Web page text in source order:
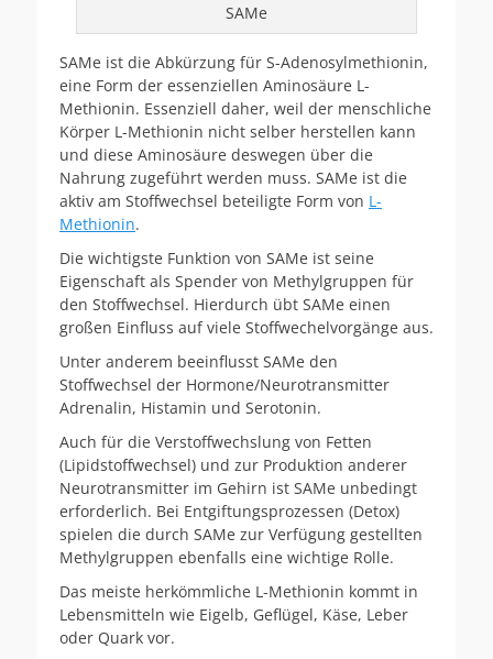
SAMe
SAMe ist die Abkürzung für S-Adenosylmethionin,
eine Form der essenziellen Aminosäure L-
Methionin. Essenziell daher, weil der menschliche
Körper L-Methionin nicht selber herstellen kann
und diese Aminosäure deswegen über die
Nahrung zugeführt werden muss. SAMe ist die
aktiv am Stoffwechsel beteiligte Form von L-
Methionin.
Die wichtigste Funktion von SAMe ist seine
Eigenschaft als Spender von Methylgruppen für
den Stoffwechsel. Hierdurch übt SAMe einen
großen Einfluss auf viele Stoffwechelvorgänge aus.
Unter anderem beeinflusst SAMe den
Stoffwechsel der Hormone/Neurotransmitter
Adrenalin, Histamin und Serotonin.
Auch für die Verstoffwechslung von Fetten
(Lipidstoffwechsel) und zur Produktion anderer
Neurotransmitter im Gehirn ist SAMe unbedingt
erforderlich. Bei Entgiftungsprozessen (Detox)
spielen die durch SAMe zur Verfügung gestellten
Methylgruppen ebenfalls eine wichtige Rolle.
Das meiste herkömmliche L-Methionin kommt in
Lebensmitteln wie Eigelb, Geflügel, Käse, Leber
oder Quark vor.